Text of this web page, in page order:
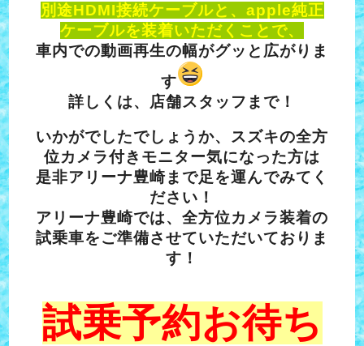
別途HDMI接続ケーブルと、apple純正
ケーブルを装着いただくことで、
車内での動画再生の幅がグッと広がりま
す
詳しくは、店舗スタッフまで！
いかがでしたでしょうか、 スズキの全方
位カメラ付きモニター気になった方は
是非アリーナ豊崎まで足を運んでみてく
ださい！
アリーナ豊崎では、全方位カメラ装着の
試乗車をご準備させていただいておりま
す！
試乗予約お待ち